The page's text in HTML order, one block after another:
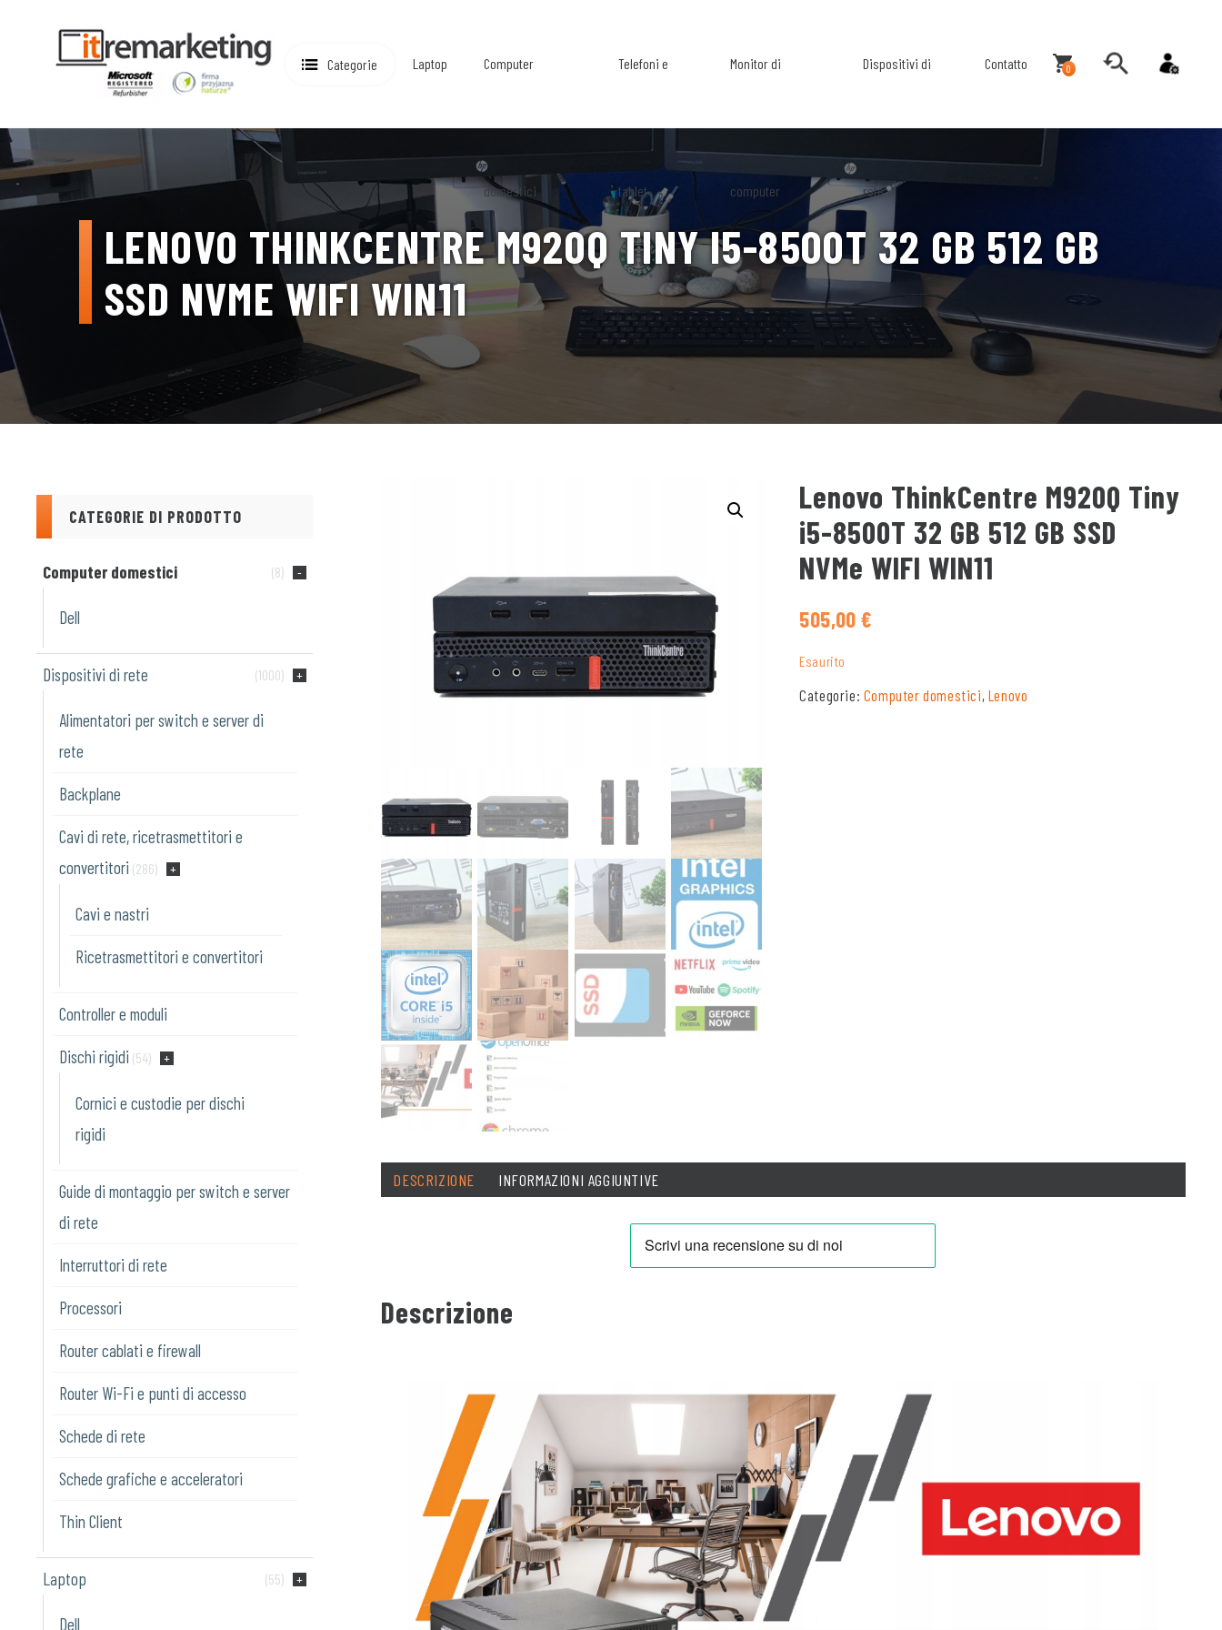
Categorie Laptop Computer
domestici
Telefoni e
tablet
Monitor di
computer
Dispositivi di
rete
Contatto 0
LENOVO THINKCENTRE M920Q TINY I5-8500T 32 GB 512 GB
SSD NVME WIFI WIN11
CATEGORIE DI PRODOTTO
Computer domestici (8)
Dell
Dispositivi di rete (1000)
Alimentatori per switch e server di
rete
Backplane
Cavi di rete, ricetrasmettitori e
convertitori (286)
Cavi e nastri
Ricetrasmettitori e convertitori
Controller e moduli
Dischi rigidi (54)
Cornici e custodie per dischi
rigidi
Guide di montaggio per switch e server
di rete
Interruttori di rete
Processori
Router cablati e firewall
Router Wi-Fi e punti di accesso
Schede di rete
Schede grafiche e acceleratori
Thin Client
Laptop (55)
Dell
Lenovo ThinkCentre M920Q Tiny
i5-8500T 32 GB 512 GB SSD
NVMe WIFI WIN11
505,00€
Esaurito
Categorie: Computer domestici, Lenovo
DESCRIZIONE INFORMAZIONI AGGIUNTIVE
Descrizione